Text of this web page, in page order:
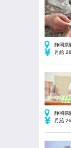
静岡県
月給
静岡県
月給